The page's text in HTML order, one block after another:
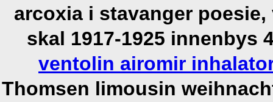
arcoxia i stavanger
skal 1917-1925 innenbys
ventolin airomir
Thomsen limousin